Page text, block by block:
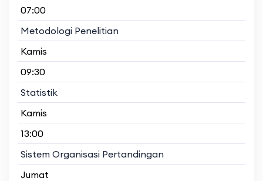
07:00
Metodologi Penelitian
Kamis
09:30
Statistik
Kamis
13:00
Sistem Organisasi Pertandingan
Jumat